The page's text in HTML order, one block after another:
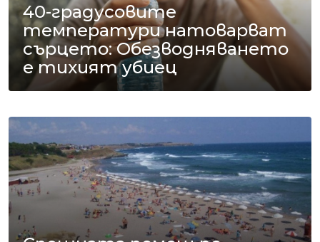
40-градусовите
температури натоварват
сърцето: Обезводняването
е тихият убиец